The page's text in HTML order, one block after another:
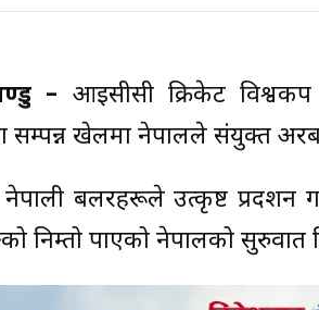
– आईसीसी क्रिकेट विश्वकप
सम्पन्न खेलमा नेपालले संयुक्त
बलरहरूले उत्कृष्ट प्रदर्शन
निम्तो पाएको नेपालको